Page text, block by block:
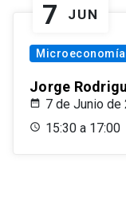
7 JUN
Jorge
7 de Junio de
15:30 a 17:00